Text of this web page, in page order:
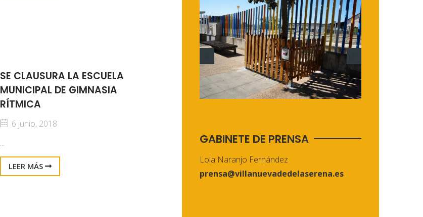
SE CLAUSURA LA ESCUELA
MUNICIPAL DE GIMNASIA
RÍTMICA
6 junio, 2018
...
LEER MÁS
GABINETE DE PRENSA
Lola Naranjo Fernández
prensa@villanuevadedelaserena.es